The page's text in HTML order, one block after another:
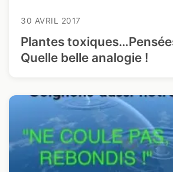
30 AVRIL 2017
Plantes
Quelle belle analogie !